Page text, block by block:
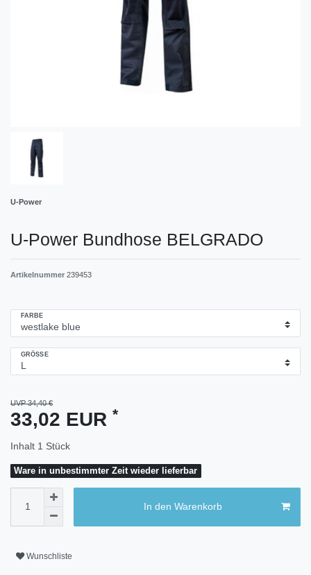
U-Power
U-Power Bundhose BELGRADO
Artikelnummer 239453
FARBE
GRÖSSE
UVP 34,40 €
33,02 EUR *
Inhalt 1 Stück
Ware in unbestimmter Zeit wieder lieferbar
In den Warenkorb
Wunschliste